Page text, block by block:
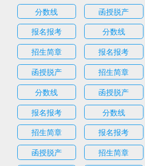
分数线
函授脱产
报名报考
分数线
招生简章
报名报考
函授脱产
招生简章
分数线
函授脱产
报名报考
分数线
招生简章
报名报考
函授脱产
招生简章